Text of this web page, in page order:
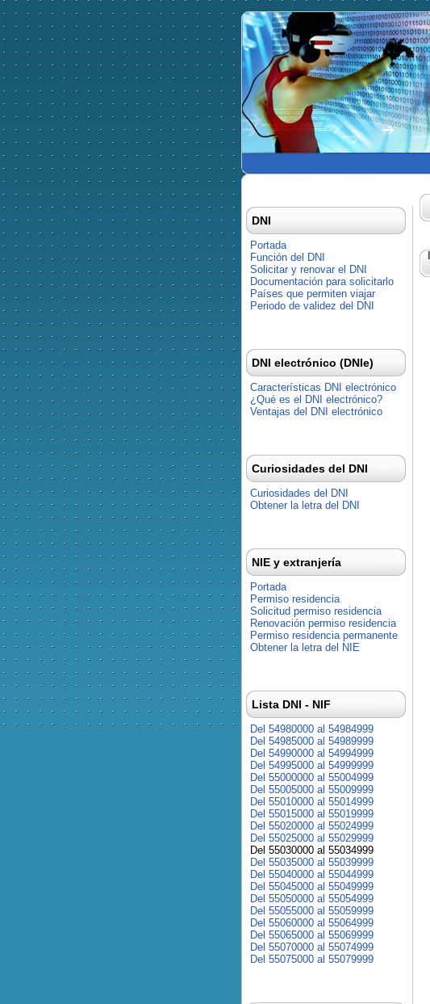
DNI
Portada
Función del DNI
Solicitar y renovar el DNI
Documentación para solicitarlo
Países que permiten viajar
Periodo de validez del DNI
DNI electrónico (DNIe)
Características DNI electrónico
¿Qué es el DNI electrónico?
Ventajas del DNI electrónico
Curiosidades del DNI
Curiosidades del DNI
Obtener la letra del DNI
NIE y extranjería
Portada
Permiso residencia
Solicitud permiso residencia
Renovación permiso residencia
Permiso residencia permanente
Obtener la letra del NIE
Lista DNI - NIF
Del 54980000 al 54984999
Del 54985000 al 54989999
Del 54990000 al 54994999
Del 54995000 al 54999999
Del 55000000 al 55004999
Del 55005000 al 55009999
Del 55010000 al 55014999
Del 55015000 al 55019999
Del 55020000 al 55024999
Del 55025000 al 55029999
Del 55030000 al 55034999
Del 55035000 al 55039999
Del 55040000 al 55044999
Del 55045000 al 55049999
Del 55050000 al 55054999
Del 55055000 al 55059999
Del 55060000 al 55064999
Del 55065000 al 55069999
Del 55070000 al 55074999
Del 55075000 al 55079999